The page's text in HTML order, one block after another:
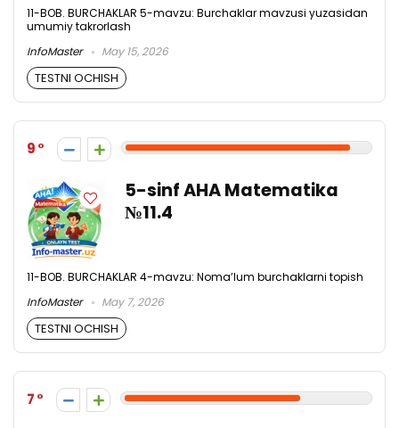
11-BOB. BURCHAKLAR 5-mavzu: Burchaklar mavzusi yuzasidan
umumiy takrorlash
InfoMaster
May 15, 2026
TESTNI OCHISH
9
5-sinf AHA Matematika
№11.4
11-BOB. BURCHAKLAR 4-mavzu: Noma’lum burchaklarni topish
InfoMaster
May 7, 2026
TESTNI OCHISH
7